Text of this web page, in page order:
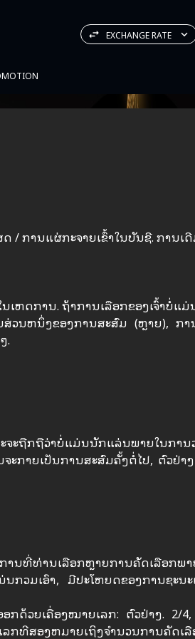
EXCHANGE RATE
ການ​ແຜ່​ກະ​ຈາຍ​ເຂົ້າ​ໃນ​ບັນ​ຊີ​. ການເ
ດການ. ຖ້າການເລືອກຂອງເຈົ້າບໍ່ແ
ສ່ວນຫນຶ່ງຂອງການສະສົມ (ຫຼາຍ), ກ
.
ຈະຖືກຖືວ່າບໍ່ແມ່ນນັກແລ່ນພາຍໃນກາ
າຍເປັນການສະສົມຄັ້ງຕໍ່ໄປ, ຕົວຢ່າງ
ນທີ່ທ່ານເລືອກຫຼາຍການຄັດເລືອກພ
ກວມເອົາ, ມີປະໂຫຍດຂອງການຊະ
ກດ້ວຍເຄື່ອງໝາຍເລກ: ຕົວຢ່າງ. 2/
ກທີສອງຫມາຍເຖິງຈໍານວນການຄັດເ